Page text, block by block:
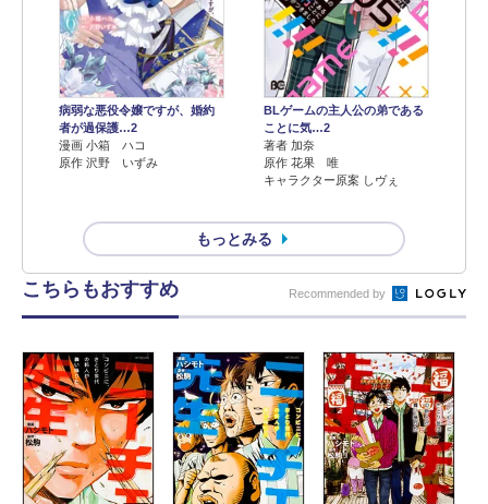
病弱な悪役令嬢ですが、婚約
者が過保護…2
漫画 小箱 ハコ
原作 沢野 いずみ
BLゲームの主人公の弟である
ことに気…2
著者 加奈
原作 花果 唯
キャラクター原案 しヴぇ
もっとみる
こちらもおすすめ Recommended by